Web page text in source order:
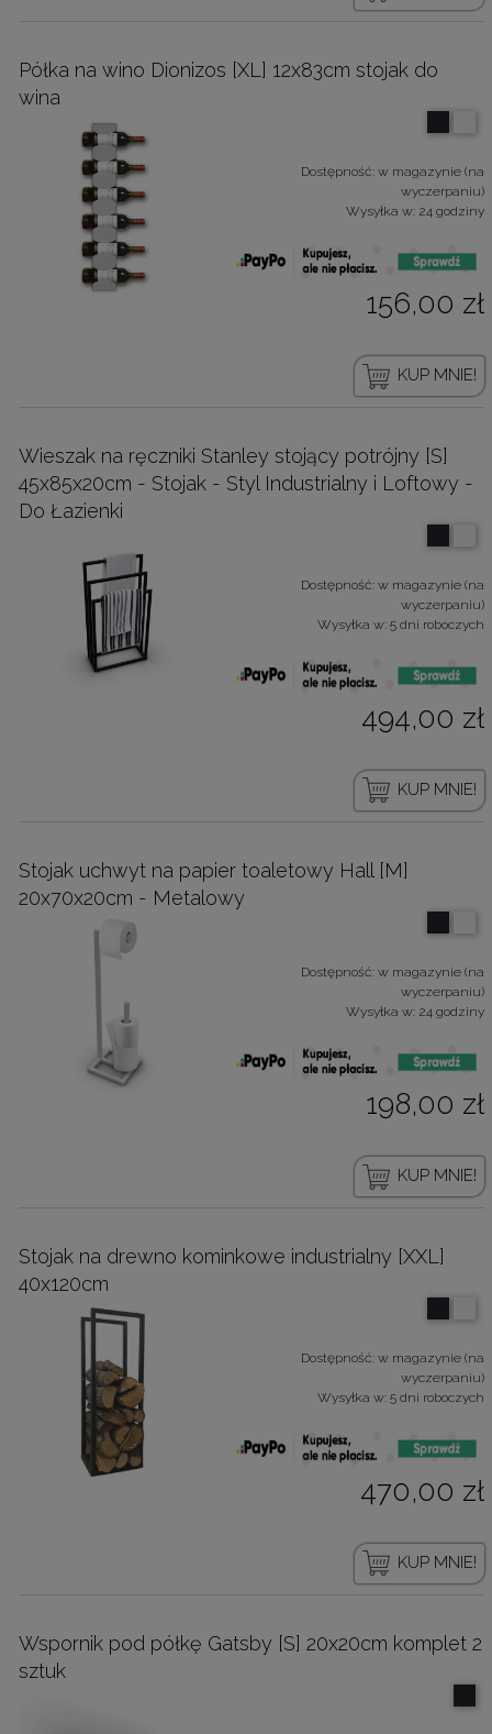
Półka na wino Dionizos [XL] 12x83cm stojak do
wina
Dostępność: w magazynie (na
wyczerpaniu)
Wysyłka w: 24 godziny
156,00 zł
KUP MNIE!
Wieszak na ręczniki Stanley stojący potrójny [S]
45x85x20cm - Stojak - Styl Industrialny i Loftowy -
Do Łazienki
Dostępność: w magazynie (na
wyczerpaniu)
Wysyłka w: 5 dni roboczych
494,00 zł
KUP MNIE!
Stojak uchwyt na papier toaletowy Hall [M]
20x70x20cm - Metalowy
Dostępność: w magazynie (na
wyczerpaniu)
Wysyłka w: 24 godziny
198,00 zł
KUP MNIE!
Stojak na drewno kominkowe industrialny [XXL]
40x120cm
Dostępność: w magazynie (na
wyczerpaniu)
Wysyłka w: 5 dni roboczych
470,00 zł
KUP MNIE!
Wspornik pod półkę Gatsby [S] 20x20cm komplet 2
sztuk